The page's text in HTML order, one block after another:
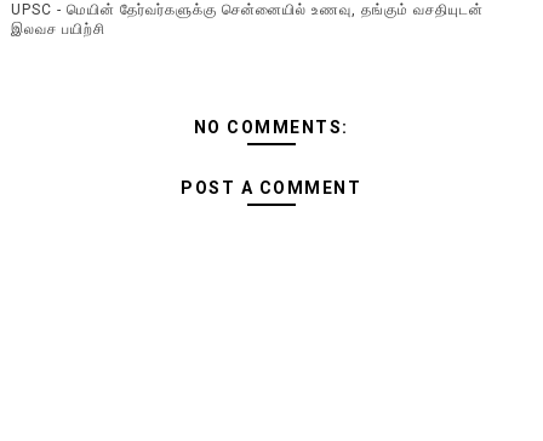
UPSC - மெயின் தேர்வர்களுக்கு சென்னையில் உணவு, தங்கும் வசதியுடன்
இலவச பயிற்சி
NO COMMENTS:
POST A COMMENT